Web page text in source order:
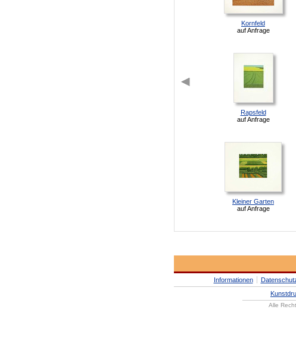
Kornfeld
auf Anfrage
Rapsfeld
auf Anfrage
Kleiner Garten
auf Anfrage
Informationen
Alle